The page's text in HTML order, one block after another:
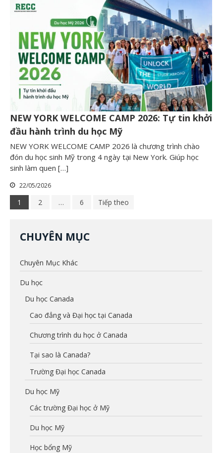
NEW YORK WELCOME CAMP 2026: Tự tin khởi
đầu hành trình du học Mỹ
NEW YORK WELCOME CAMP 2026 là chương trình chào
đón du học sinh Mỹ trong 4 ngày tại New York. Giúp học
sinh làm quen […]
22/05/2026
1 2 … 6 Tiếp theo
CHUYÊN MỤC
Chuyên Mục Khác
Du học
Du học Canada
Cao đẳng và Đại học tại Canada
Chương trình du học ở Canada
Tại sao là Canada?
Trường Đại học Canada
Du học Mỹ
Các trường Đại học ở Mỹ
Du học Mỹ
Học bổng Mỹ